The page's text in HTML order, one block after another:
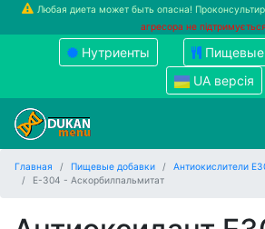
Любая диета может быть опасна!
агресора не підтримується
Нутриенты
Пищевые
UA версія
Главная Пищевые добавки
Антиокислители
Е-304 - Аскорбилпальмитат